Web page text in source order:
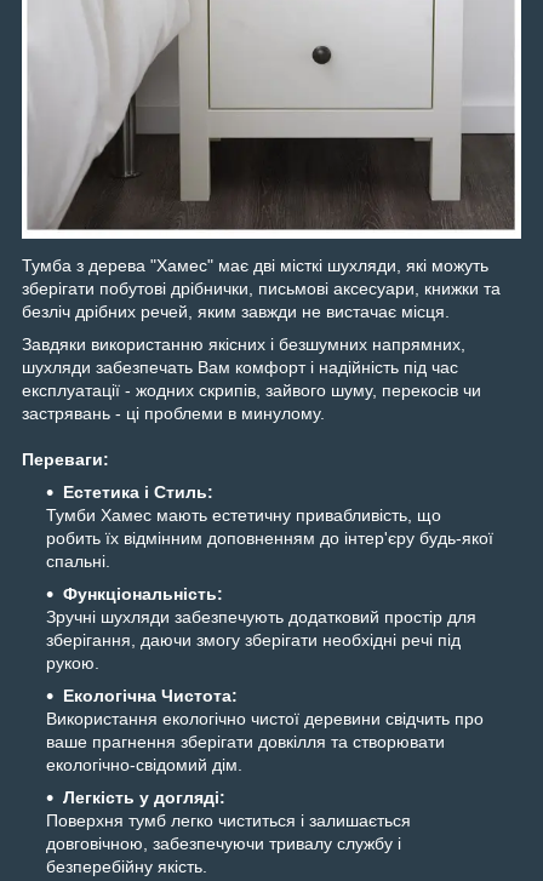
Тумба з дерева "Хамес" має дві місткі шухляди, які можуть
зберігати побутові дрібнички, письмові аксесуари, книжки та
безліч дрібних речей, яким завжди не вистачає місця.
Завдяки використанню якісних і безшумних напрямних,
шухляди забезпечать Вам комфорт і надійність під час
експлуатації - жодних скрипів, зайвого шуму, перекосів чи
застрявань - ці проблеми в минулому.
Переваги:
Естетика і Стиль:
Тумби Хамес мають естетичну привабливість, що
робить їх відмінним доповненням до інтер'єру будь-якої
спальні.
Функціональність:
Зручні шухляди забезпечують додатковий простір для
зберігання, даючи змогу зберігати необхідні речі під
рукою.
Екологічна Чистота:
Використання екологічно чистої деревини свідчить про
ваше прагнення зберігати довкілля та створювати
екологічно-свідомий дім.
Легкість у догляді:
Поверхня тумб легко чиститься і залишається
довговічною, забезпечуючи тривалу службу і
безперебійну якість.